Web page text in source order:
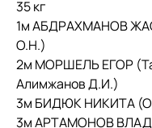
35 кг
1м АБДРАХМАНОВ
О.Н.)
2м МОРШЕЛЬ ЕГОР
Алимжанов Д.И.)
3м БИДЮК НИКИТА
3м АРТАМОНОВ